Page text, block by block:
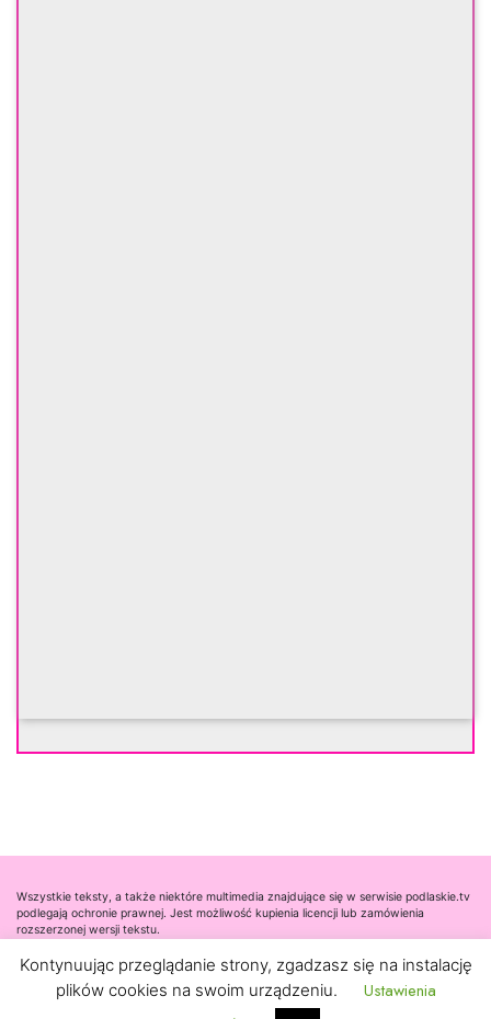
Wszystkie teksty, a także niektóre multimedia znajdujące się w serwisie podlaskie.tv
podlegają ochronie prawnej. Jest możliwość kupienia licencji lub zamówienia
rozszerzonej wersji tekstu.
Współpraca
Kontakt
Kontynuując przeglądanie strony, zgadzasz się na instalację
plików cookies na swoim urządzeniu.
Ustawienia